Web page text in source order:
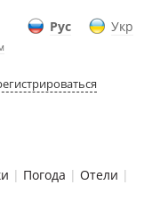
Рус Укр
| Погода | Отели |